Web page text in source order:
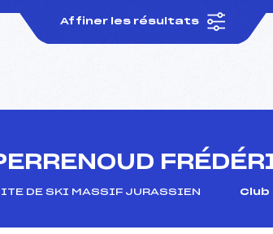
Affiner les résultats
DE SKI MASSIF JURASSIEN Club